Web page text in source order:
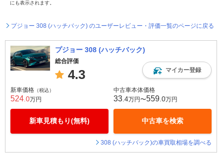
にも表示されます。
プジョー 308 (ハッチバック) のユーザーレビュー・評価一覧のページに戻る
プジョー 308 (ハッチバック)
総合評価
4.3 マイカー登録
新車価格 （税込）
524 .0万円
新車見積もり(無料)
中古車本体価格
33 .4万円〜559 .0万円
中古車を検索
308 (ハッチバック)の車買取相場を調べる